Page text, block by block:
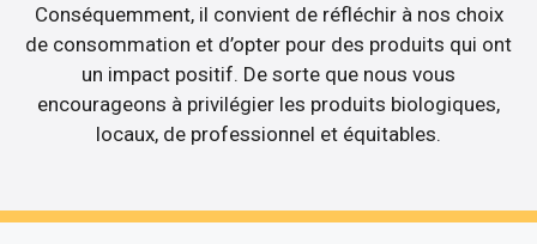
Conséquemment, il convient de réfléchir à nos choix
de consommation et d’opter pour des produits qui ont
un impact positif. De sorte que nous vous
encourageons à privilégier les produits biologiques,
locaux, de professionnel et équitables.